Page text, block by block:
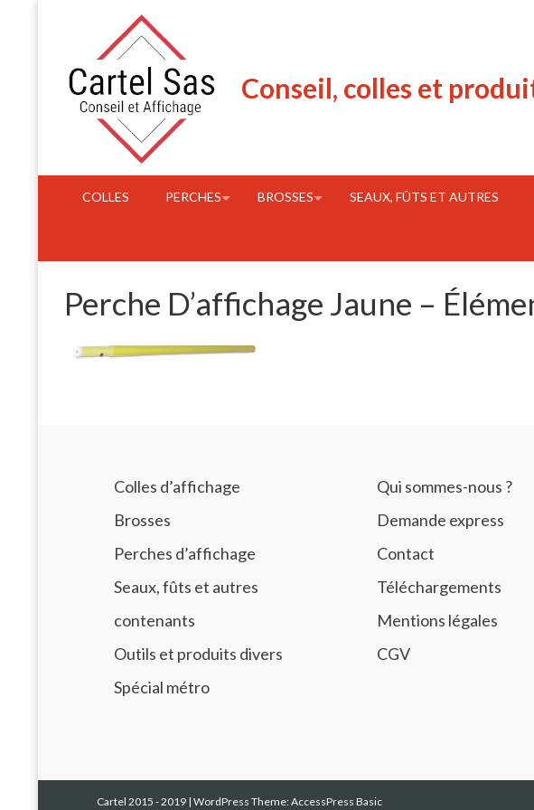
Conseil, colles et
COLLES PERCHES BROSSES SEAUX, FÛTS ET AUTRES
Perche D’affichage Jaune –
Colles d’affichage
Brosses
Perches d’affichage
Seaux, fûts et autres
contenants
Outils et produits divers
Spécial métro
Qui sommes-nous ?
Demande express
Contact
Téléchargements
Mentions légales
CGV
Cartel 2015 - 2019 |WordPress Theme:AccessPress Basic